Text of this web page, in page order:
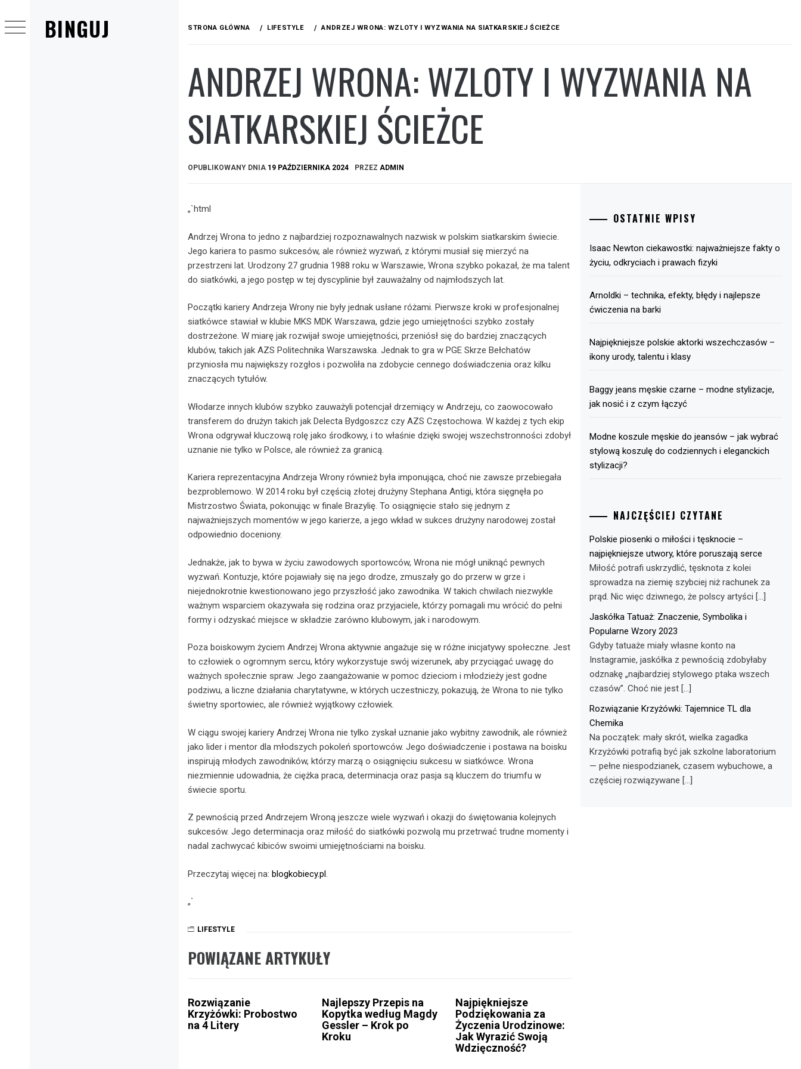
BINGUJ
do
treści
STRONA GŁÓWNA LIFESTYLE ANDRZEJ WRONA: WZLOTY I WYZWANIA NA SIATKARSKIEJ ŚCIEŻCE
ANDRZEJ WRONA: WZLOTY I WYZWANIA NA
SIATKARSKIEJ ŚCIEŻCE
OPUBLIKOWANY DNIA 19 PAŹDZIERNIKA 2024 PRZEZ ADMIN
„`html
Andrzej Wrona to jedno z najbardziej rozpoznawalnych nazwisk w polskim siatkarskim świecie.
Jego kariera to pasmo sukcesów, ale również wyzwań, z którymi musiał się mierzyć na
przestrzeni lat. Urodzony 27 grudnia 1988 roku w Warszawie, Wrona szybko pokazał, że ma talent
do siatkówki, a jego postęp w tej dyscyplinie był zauważalny od najmłodszych lat.
Początki kariery Andrzeja Wrony nie były jednak usłane różami. Pierwsze kroki w profesjonalnej
siatkówce stawiał w klubie MKS MDK Warszawa, gdzie jego umiejętności szybko zostały
dostrzeżone. W miarę jak rozwijał swoje umiejętności, przeniósł się do bardziej znaczących
klubów, takich jak AZS Politechnika Warszawska. Jednak to gra w PGE Skrze Bełchatów
przyniosła mu największy rozgłos i pozwoliła na zdobycie cennego doświadczenia oraz kilku
znaczących tytułów.
Włodarze innych klubów szybko zauważyli potencjał drzemiący w Andrzeju, co zaowocowało
transferem do drużyn takich jak Delecta Bydgoszcz czy AZS Częstochowa. W każdej z tych ekip
Wrona odgrywał kluczową rolę jako środkowy, i to właśnie dzięki swojej wszechstronności zdobył
uznanie nie tylko w Polsce, ale również za granicą.
Kariera reprezentacyjna Andrzeja Wrony również była imponująca, choć nie zawsze przebiegała
bezproblemowo. W 2014 roku był częścią złotej drużyny Stephana Antigi, która sięgnęła po
Mistrzostwo Świata, pokonując w finale Brazylię. To osiągnięcie stało się jednym z
najważniejszych momentów w jego karierze, a jego wkład w sukces drużyny narodowej został
odpowiednio doceniony.
Jednakże, jak to bywa w życiu zawodowych sportowców, Wrona nie mógł uniknąć pewnych
wyzwań. Kontuzje, które pojawiały się na jego drodze, zmuszały go do przerw w grze i
niejednokrotnie kwestionowano jego przyszłość jako zawodnika. W takich chwilach niezwykle
ważnym wsparciem okazywała się rodzina oraz przyjaciele, którzy pomagali mu wrócić do pełni
formy i odzyskać miejsce w składzie zarówno klubowym, jak i narodowym.
Poza boiskowym życiem Andrzej Wrona aktywnie angażuje się w różne inicjatywy społeczne. Jest
to człowiek o ogromnym sercu, który wykorzystuje swój wizerunek, aby przyciągać uwagę do
ważnych społecznie spraw. Jego zaangażowanie w pomoc dzieciom i młodzieży jest godne
podziwu, a liczne działania charytatywne, w których uczestniczy, pokazują, że Wrona to nie tylko
świetny sportowiec, ale również wyjątkowy człowiek.
W ciągu swojej kariery Andrzej Wrona nie tylko zyskał uznanie jako wybitny zawodnik, ale również
jako lider i mentor dla młodszych pokoleń sportowców. Jego doświadczenie i postawa na boisku
inspirują młodych zawodników, którzy marzą o osiągnięciu sukcesu w siatkówce. Wrona
niezmiennie udowadnia, że ciężka praca, determinacja oraz pasja są kluczem do triumfu w
świecie sportu.
Z pewnością przed Andrzejem Wroną jeszcze wiele wyzwań i okazji do świętowania kolejnych
sukcesów. Jego determinacja oraz miłość do siatkówki pozwolą mu przetrwać trudne momenty i
nadal zachwycać kibiców swoimi umiejętnościami na boisku.
Przeczytaj więcej na: blogkobiecy.pl
„`
LIFESTYLE
POWIĄZANE ARTYKUŁY
Rozwiązanie
Krzyżówki: Probostwo
na 4 Litery
Najlepszy Przepis na
Kopytka według Magdy
Gessler – Krok po
Kroku
Najpiękniejsze
Podziękowania za
Życzenia Urodzinowe:
Jak Wyrazić Swoją
Wdzięczność?
OSTATNIE WPISY
Isaac Newton ciekawostki: najważniejsze fakty o
życiu, odkryciach i prawach fizyki
Arnoldki – technika, efekty, błędy i najlepsze
ćwiczenia na barki
Najpiękniejsze polskie aktorki wszechczasów –
ikony urody, talentu i klasy
Baggy jeans męskie czarne – modne stylizacje,
jak nosić i z czym łączyć
Modne koszule męskie do jeansów – jak wybrać
stylową koszulę do codziennych i eleganckich
stylizacji?
NAJCZĘŚCIEJ CZYTANE
Polskie piosenki o miłości i tęsknocie –
najpiękniejsze utwory, które poruszają serce
Miłość potrafi uskrzydlić, tęsknota z kolei
sprowadza na ziemię szybciej niż rachunek za
prąd. Nic więc dziwnego, że polscy artyści […]
Jaskółka Tatuaż: Znaczenie, Symbolika i
Popularne Wzory 2023
Gdyby tatuaże miały własne konto na
Instagramie, jaskółka z pewnością zdobyłaby
odznakę „najbardziej stylowego ptaka wszech
czasów”. Choć nie jest […]
Rozwiązanie Krzyżówki: Tajemnice TL dla
Chemika
Na początek: mały skrót, wielka zagadka
Krzyżówki potrafią być jak szkolne laboratorium
— pełne niespodzianek, czasem wybuchowe, a
częściej rozwiązywane […]